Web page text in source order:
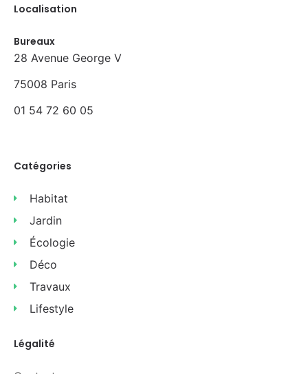
Localisation
Bureaux
28 Avenue George V
75008 Paris
01 54 72 60 05
Catégories
Habitat
Jardin
Écologie
Déco
Travaux
Lifestyle
Légalité